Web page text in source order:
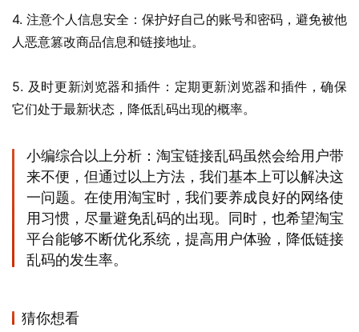
4. 注意个人信息安全：保护好自己的账号和密码，避免被他
人恶意篡改商品信息和链接地址。
5. 及时更新浏览器和插件：定期更新浏览器和插件，确保
它们处于最新状态，降低乱码出现的概率。
小编综合以上分析：淘宝链接乱码虽然会给用户带
来不便，但通过以上方法，我们基本上可以解决这
一问题。在使用淘宝时，我们要养成良好的网络使
用习惯，尽量避免乱码的出现。同时，也希望淘宝
平台能够不断优化系统，提高用户体验，降低链接
乱码的发生率。
猜你想看